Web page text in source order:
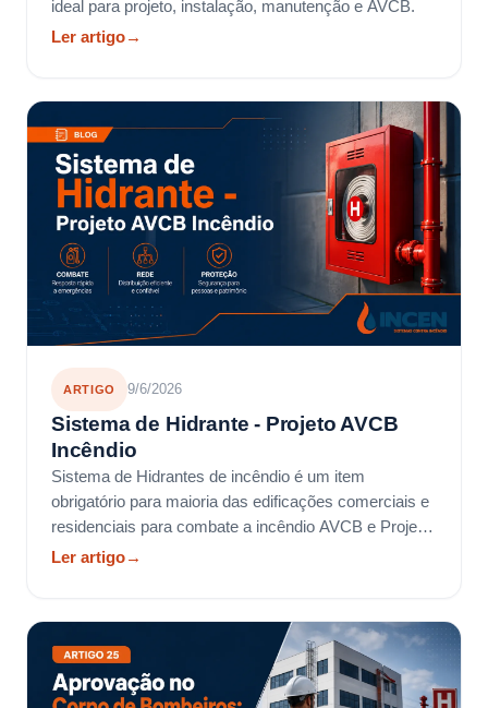
ideal para projeto, instalação, manutenção e AVCB.
Ler artigo→
ARTIGO 9/6/2026
Sistema de Hidrante - Projeto AVCB
Incêndio
Sistema de Hidrantes de incêndio é um item
obrigatório para maioria das edificações comerciais e
residenciais para combate a incêndio AVCB e Projeto
incêndio
Ler artigo→